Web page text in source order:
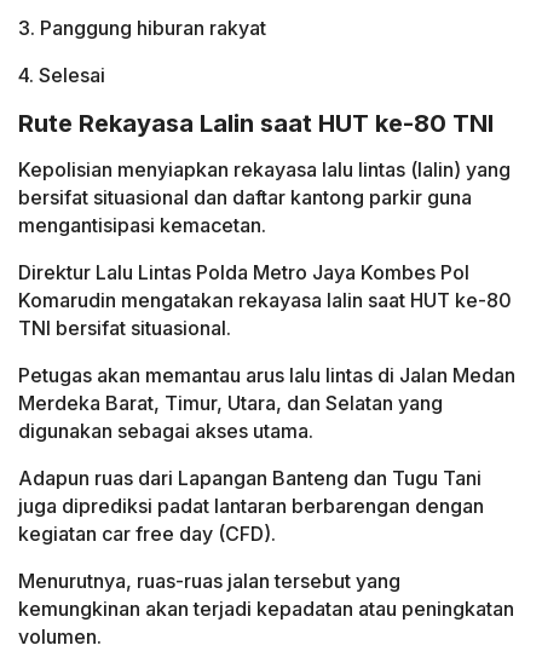
3. Panggung hiburan rakyat
4. Selesai
Rute Rekayasa Lalin saat HUT ke-80 TNI
Kepolisian menyiapkan rekayasa lalu lintas (lalin) yang
bersifat situasional dan daftar kantong parkir guna
mengantisipasi kemacetan.
Direktur Lalu Lintas Polda Metro Jaya Kombes Pol
Komarudin mengatakan rekayasa lalin saat HUT ke-80
TNI bersifat situasional.
Petugas akan memantau arus lalu lintas di Jalan Medan
Merdeka Barat, Timur, Utara, dan Selatan yang
digunakan sebagai akses utama.
Adapun ruas dari Lapangan Banteng dan Tugu Tani
juga diprediksi padat lantaran berbarengan dengan
kegiatan car free day (CFD).
Menurutnya, ruas-ruas jalan tersebut yang
kemungkinan akan terjadi kepadatan atau peningkatan
volumen.